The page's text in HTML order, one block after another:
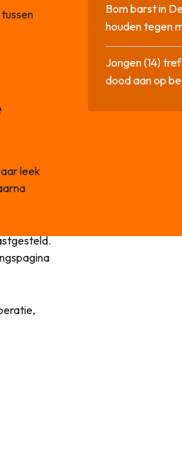
leek
Bom barst in
houden tegen
Jongen (14)
dood aan op